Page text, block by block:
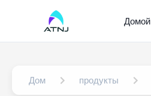
Домой
Дом продукты